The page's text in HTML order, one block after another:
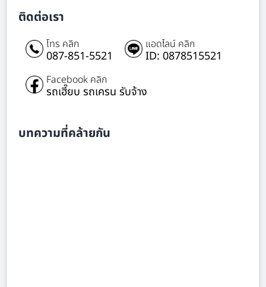
ติดต่อเรา
โทร คลิก
087-851-5521
แอดไลน์ คลิก
ID: 0878515521
Facebook คลิก
รถเฮี๊ยบ รถเครน รับจ้าง
บทความที่คล้ายกัน